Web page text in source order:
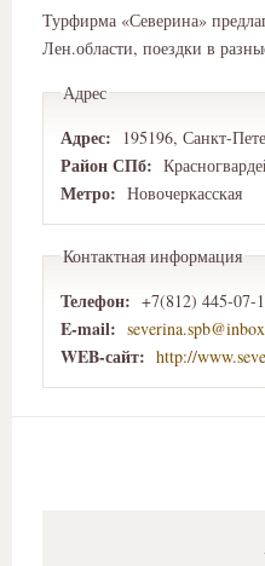
Турфирма «Северина»
Лен.области, поездки в
Адрес
Адрес: 195196,
Район СПб:
Метро: Новочеркасская
Контактная информация
Телефон: +7(812) 445-07-
E-mail:
WEB-сайт: http://